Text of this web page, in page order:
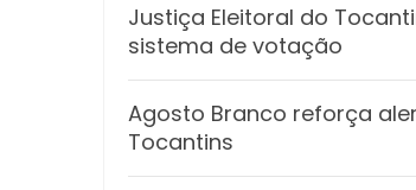
Justiça Eleitoral do
sistema de votação
Agosto Branco reforça
Tocantins